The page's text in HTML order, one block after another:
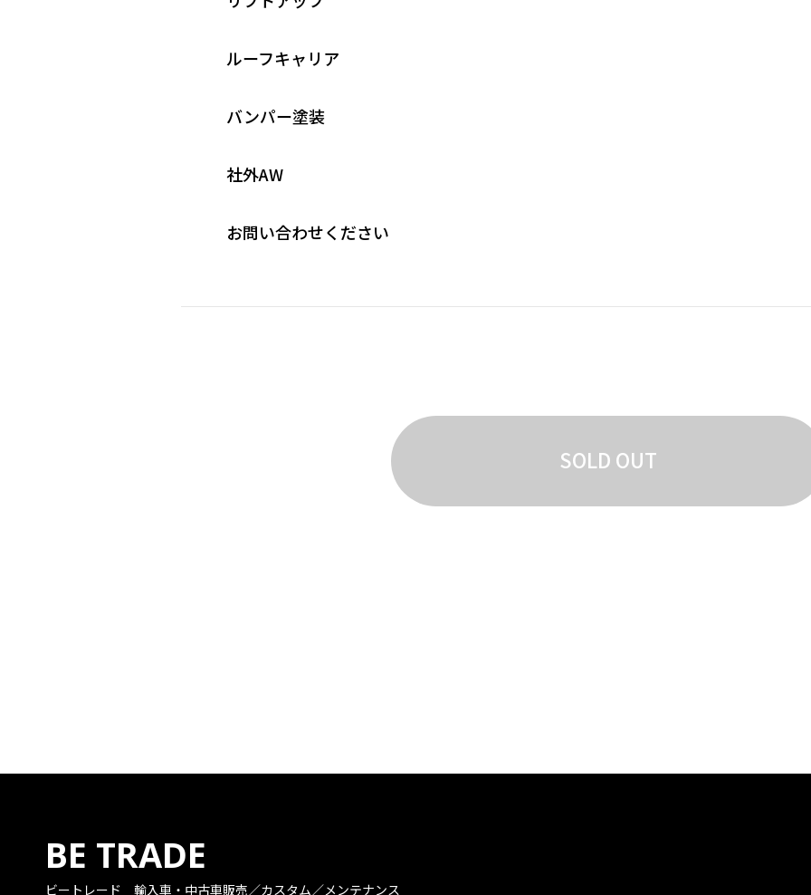
ルーフキャリア
バンパー塗装
社外AW
お問い合わせください
SOLD OUT
BE TRADE
ビートレード 輸入車・中古車販売／カスタム／メンテナンス